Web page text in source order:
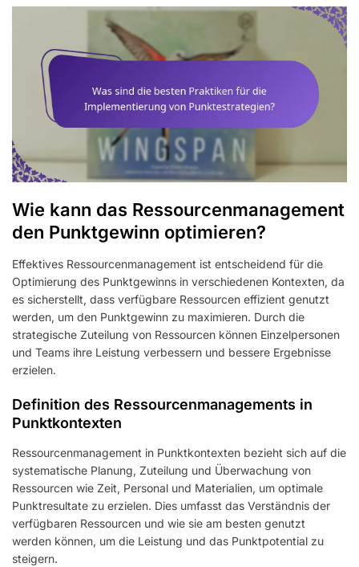
Wie kann das Ressourcenmanagement
den Punktgewinn optimieren?
Effektives Ressourcenmanagement ist entscheidend für die
Optimierung des Punktgewinns in verschiedenen Kontexten, da
es sicherstellt, dass verfügbare Ressourcen effizient genutzt
werden, um den Punktgewinn zu maximieren. Durch die
strategische Zuteilung von Ressourcen können Einzelpersonen
und Teams ihre Leistung verbessern und bessere Ergebnisse
erzielen.
Definition des Ressourcenmanagements in
Punktkontexten
Ressourcenmanagement in Punktkontexten bezieht sich auf die
systematische Planung, Zuteilung und Überwachung von
Ressourcen wie Zeit, Personal und Materialien, um optimale
Punktresultate zu erzielen. Dies umfasst das Verständnis der
verfügbaren Ressourcen und wie sie am besten genutzt
werden können, um die Leistung und das Punktpotential zu
steigern.